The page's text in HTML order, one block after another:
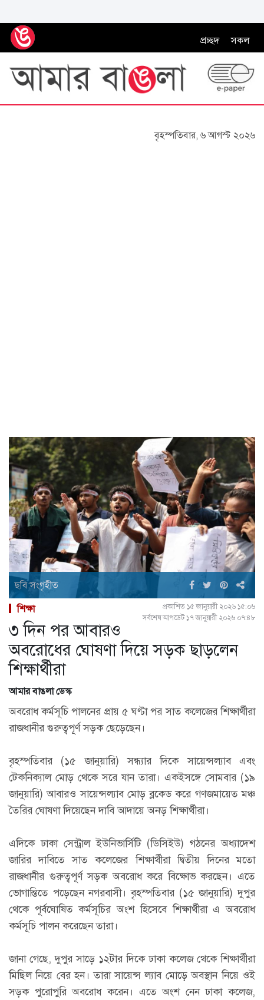
প্রচ্ছদ সকল
বৃহস্পতিবার, ৬ আগস্ট ২০২৬
ছবি:সংগৃহীত
শিক্ষা
প্রকাশিত ১৫ জানুয়ারী ২০২৬ ১৫:০৬
সর্বশেষ আপডেট ১৭ জানুয়ারী ২০২৬ ০৭:৪৮
৩ দিন পর আবারও
অবরোধের ঘোষণা দিয়ে সড়ক ছাড়লেন
শিক্ষার্থীরা
আমার বাঙলা ডেস্ক
অবরোধ কর্মসূচি পালনের প্রায় ৫ ঘণ্টা পর সাত কলেজের শিক্ষার্থীরা
রাজধানীর গুরুত্বপূর্ণ সড়ক ছেড়েছেন।
বৃহস্পতিবার (১৫ জানুয়ারি) সন্ধ্যার দিকে সায়েন্সল্যাব এবং
টেকনিক্যাল মোড় থেকে সরে যান তারা। একইসঙ্গে সোমবার (১৯
জানুয়ারি) আবারও সায়েন্সল্যাব মোড় ব্লকেড করে গণজমায়েত মঞ্চ
তৈরির ঘোষণা দিয়েছেন দাবি আদায়ে অনড় শিক্ষার্থীরা।
এদিকে ঢাকা সেন্ট্রাল ইউনিভার্সিটি (ডিসিইউ) গঠনের অধ্যাদেশ
জারির দাবিতে সাত কলেজের শিক্ষার্থীরা দ্বিতীয় দিনের মতো
রাজধানীর গুরুত্বপূর্ণ সড়ক অবরোধ করে বিক্ষোভ করছেন। এতে
ভোগান্তিতে পড়েছেন নগরবাসী। বৃহস্পতিবার (১৫ জানুয়ারি) দুপুর
থেকে পূর্বঘোষিত কর্মসূচির অংশ হিসেবে শিক্ষার্থীরা এ অবরোধ
কর্মসূচি পালন করেছেন তারা।
জানা গেছে, দুপুর সাড়ে ১২টার দিকে ঢাকা কলেজ থেকে শিক্ষার্থীরা
মিছিল নিয়ে বের হন। তারা সায়েন্স ল্যাব মোড়ে অবস্থান নিয়ে ওই
সড়ক পুরোপুরি অবরোধ করেন। এতে অংশ নেন ঢাকা কলেজ,